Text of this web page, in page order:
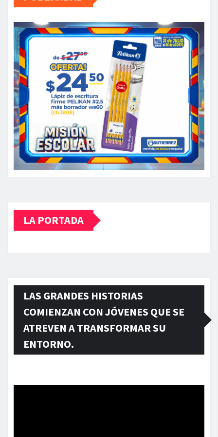
LA PORTADA
LAS GRANDES HISTORIAS
COMIENZAN CON JÓVENES QUE SE
ATREVEN A TRANSFORMAR SU
ENTORNO.